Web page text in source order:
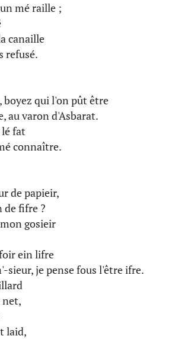
mé raille ;
canaille
refusé.
boyez qui l'on pût être
au varon d'Asbarat.
lé fat
connaître.
de papieir,
de fifre ?
gosieir
ein lifre
sieur, je pense fous l'être ifre.
net,
laid,